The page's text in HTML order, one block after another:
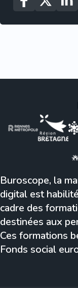
Buroscope, la
digital est
cadre des
destinées aux
Ces formations
Fonds social